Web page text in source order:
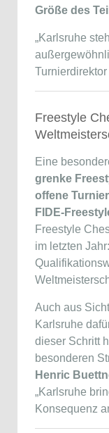
Größe des
„Karlsruhe
Freestyle
Eine
grenke
offene Turnier
FIDE-
Freestyle
im letzten
Auch aus
Karlsruhe
dieser Schritt
besonderen
Henric
„Karlsruhe
Konsequenz